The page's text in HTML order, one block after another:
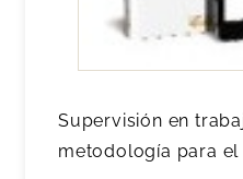
Supervisión en
metodología para el